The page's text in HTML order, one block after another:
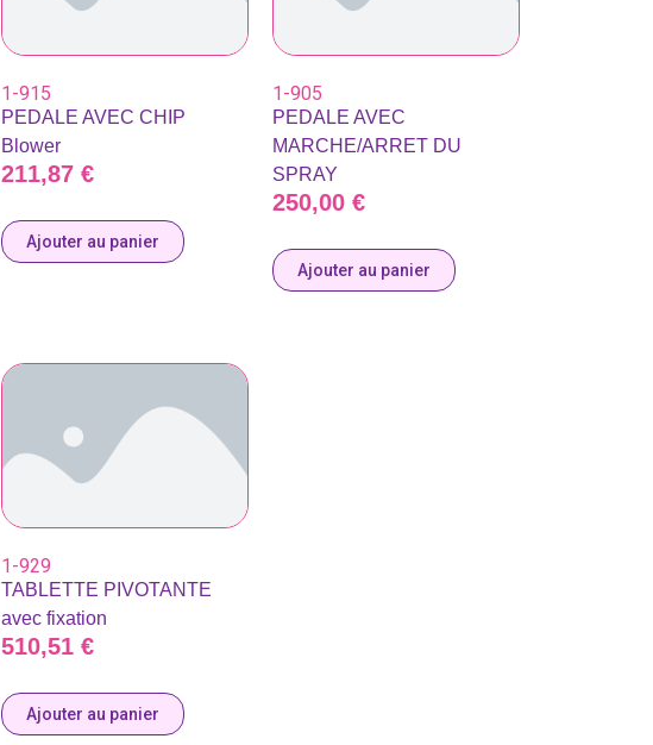
1-915
PEDALE AVEC CHIP
Blower
211,87 €
Ajouter au panier
1-905
PEDALE AVEC
MARCHE/ARRET DU
SPRAY
250,00 €
Ajouter au panier
1-929
TABLETTE PIVOTANTE
avec fixation
510,51 €
Ajouter au panier